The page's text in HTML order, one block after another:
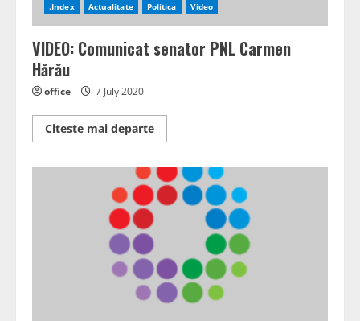
.Index Actualitate Politica Video
VIDEO: Comunicat senator PNL Carmen
Hărău
office 7 July 2020
Citeste mai departeRead
more
Comunicat
senator
PNL
Carmen
Hărău